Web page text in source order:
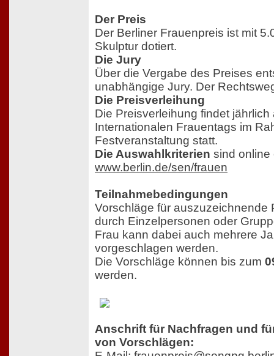
Der Preis
Der Berliner Frauenpreis ist mit
Skulptur dotiert.
Die Jury
Über die Vergabe des Preises
unabhängige Jury. Der
Die Preisverleihung
Die Preisverleihung findet
Internationalen Frauentags im
Festveranstaltung statt.
Die Auswahlkriterien sind online
www.berlin.de/sen/frauen
Teilnahmebedingungen
Vorschläge für auszuzeichnende
durch Einzelpersonen oder
Frau kann dabei auch mehrere
vorgeschlagen werden.
Die Vorschläge können bis zum
werden.
Anschrift für Nachfragen und
von Vorschlägen: